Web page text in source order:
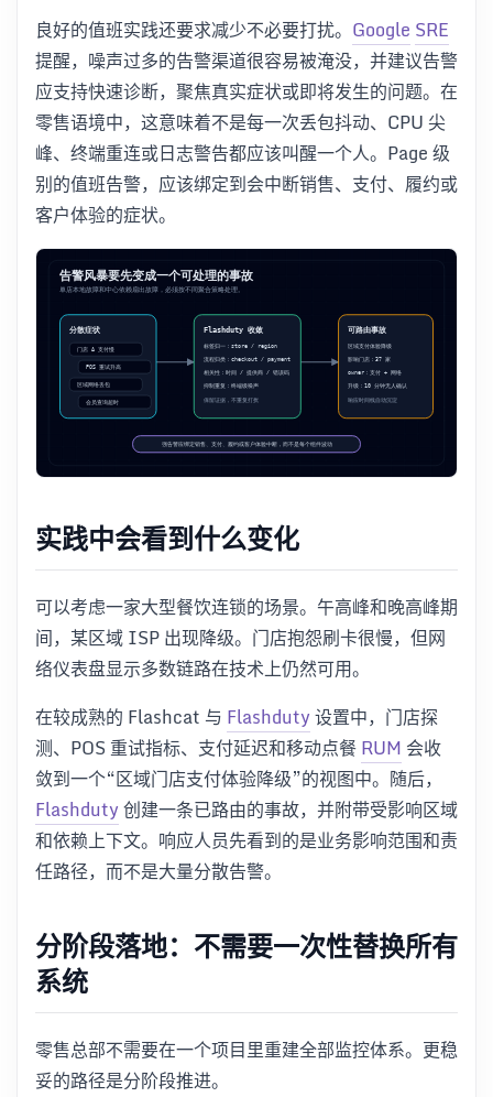
良好的值班实践还要求减少不必要打扰。 Google SRE
提醒，噪声过多的告警渠道很容易被淹没，并建议告警
应支持快速诊断，聚焦真实症状或即将发生的问题。在
零售语境中，这意味着不是每一次丢包抖动、CPU 尖
峰、终端重连或日志警告都应该叫醒一个人。Page 级
别的值班告警，应该绑定到会中断销售、支付、履约或
客户体验的症状。
实践中会看到什么变化
可以考虑一家大型餐饮连锁的场景。午高峰和晚高峰期
间，某区域 ISP 出现降级。门店抱怨刷卡很慢，但网
络仪表盘显示多数链路在技术上仍然可用。
在较成熟的 Flashcat 与 Flashduty设置中，门店探
测、POS 重试指标、支付延迟和移动点餐RUM 会收
敛到一个“区域门店支付体验降级”的视图中。随后，
Flashduty创建一条已路由的事故，并附带受影响区域
和依赖上下文。响应人员先看到的是业务影响范围和责
任路径，而不是大量分散告警。
分阶段落地：不需要一次性替换所有
系统
零售总部不需要在一个项目里重建全部监控体系。更稳
妥的路径是分阶段推进。